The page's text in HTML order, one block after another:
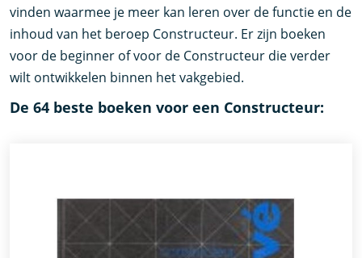
vinden waarmee je meer kan leren over de functie en de
inhoud van het beroep Constructeur. Er zijn boeken
voor de beginner of voor de Constructeur die verder
wilt ontwikkelen binnen het vakgebied.
De 64 beste boeken voor een Constructeur: